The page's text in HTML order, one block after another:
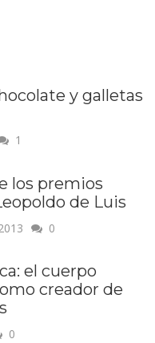
y galletas
1
los premios
de Luis
0
el cuerpo
creador de
0